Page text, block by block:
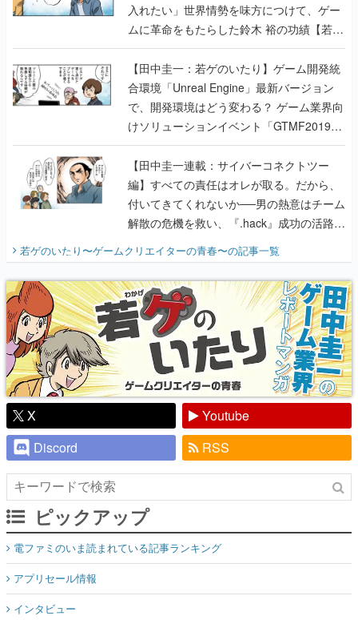
入れたい」世界情勢を味方につけて、ゲー
ムに革命をもたらした鈴木 裕の功績【若ゲ
のいたり】
【田中圭一：若ゲのいたり】ゲーム開発統
合環境「Unreal Engine」最新バージョン
で、開発環境はどう変わる？ ゲーム業界向
けソリューションイベント「GTMF2019」
に行って、より理解を深めよう【PR】
【田中圭一連載：サイバーコネクトツー
編】すべての責任はオレが取る。だから、
付いてきてくれないか──男の熱意はチーム
解散の危機を救い、『.hack』成功の活路を
『少年ジャンプ』色だった【若ゲのいた
り】
若ゲのいたり〜ゲームクリエイターの青春〜の記事一覧
X
Youtube
Discord
RSS
ピックアップ
電ファミのいま読まれている記事ランキング
アプリセール情報
インタビュー